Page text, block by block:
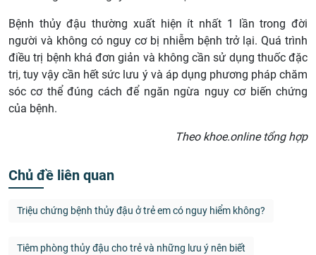
Bệnh thủy đậu thường xuất hiện ít nhất 1 lần trong đời
người và không có nguy cơ bị nhiễm bệnh trở lại. Quá trình
điều trị bệnh khá đơn giản và không cần sử dụng thuốc đặc
trị, tuy vậy cần hết sức lưu ý và áp dụng phương pháp chăm
sóc cơ thể đúng cách để ngăn ngừa nguy cơ biến chứng
của bệnh.
Theo khoe.online tổng hợp
Chủ đề liên quan
Triệu chứng bệnh thủy đậu ở trẻ em có nguy hiểm không?
Tiêm phòng thủy đậu cho trẻ và những lưu ý nên biết